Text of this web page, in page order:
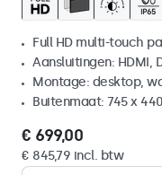
Full HD multi-touch
Aansluitingen: HDMI,
Montage: desktop,
Buitenmaat: 745 x
€ 699,00
€ 845,79 incl. btw